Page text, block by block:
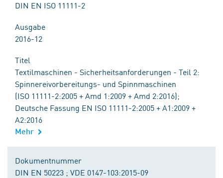
DIN EN ISO 11111-2
Ausgabe
2016-12
Titel
Textilmaschinen - Sicherheitsanforderungen - Teil 2:
Spinnereivorbereitungs- und Spinnmaschinen
(ISO 11111-2:2005 + Amd 1:2009 + Amd 2:2016);
Deutsche Fassung EN ISO 11111-2:2005 + A1:2009 +
A2:2016
Mehr
Dokumentnummer
DIN EN 50223 ; VDE 0147-103:2015-09